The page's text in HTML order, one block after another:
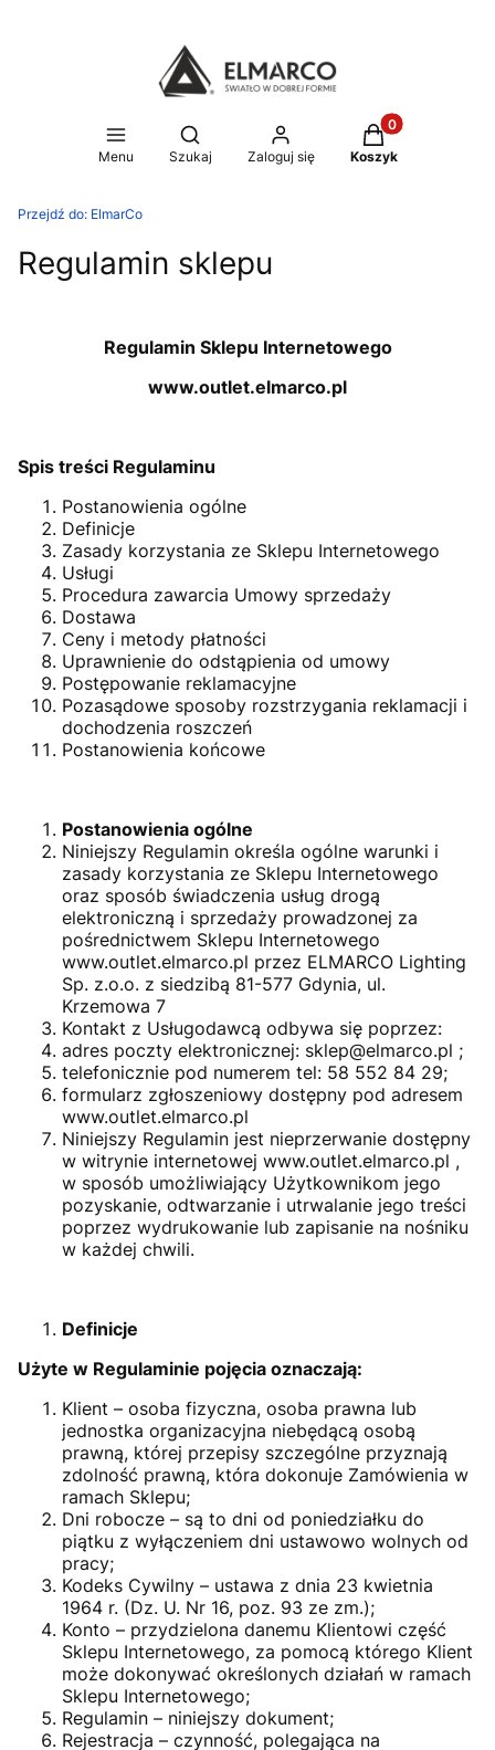
Menu
Otwórz wyszukiwarkę
Szukaj Zaloguj się
Produkty w
Koszyk
Przejdź do: ElmarCo
Regulamin sklepu
Regulamin Sklepu Internetowego
www.outlet.elmarco.pl
Spis treści Regulaminu
Postanowienia ogólne
Definicje
Zasady korzystania ze Sklepu Internetowego
Usługi
Procedura zawarcia Umowy sprzedaży
Dostawa
Ceny i metody płatności
Uprawnienie do odstąpienia od umowy
Postępowanie reklamacyjne
Pozasądowe sposoby rozstrzygania reklamacji i
dochodzenia roszczeń
Postanowienia końcowe
Postanowienia ogólne
Niniejszy Regulamin określa ogólne warunki i
zasady korzystania ze Sklepu Internetowego
oraz sposób świadczenia usług drogą
elektroniczną i sprzedaży prowadzonej za
pośrednictwem Sklepu Internetowego
www.outlet.elmarco.pl przez ELMARCO Lighting
Sp. z.o.o. z siedzibą 81-577 Gdynia, ul.
Krzemowa 7
Kontakt z Usługodawcą odbywa się poprzez:
adres poczty elektronicznej: sklep@elmarco.pl ;
telefonicznie pod numerem tel: 58 552 84 29;
formularz zgłoszeniowy dostępny pod adresem
www.outlet.elmarco.pl
Niniejszy Regulamin jest nieprzerwanie dostępny
w witrynie internetowej www.outlet.elmarco.pl ,
w sposób umożliwiający Użytkownikom jego
pozyskanie, odtwarzanie i utrwalanie jego treści
poprzez wydrukowanie lub zapisanie na nośniku
w każdej chwili.
Definicje
Użyte w Regulaminie pojęcia oznaczają:
Klient – osoba fizyczna, osoba prawna lub
jednostka organizacyjna niebędącą osobą
prawną, której przepisy szczególne przyznają
zdolność prawną, która dokonuje Zamówienia w
ramach Sklepu;
Dni robocze – są to dni od poniedziałku do
piątku z wyłączeniem dni ustawowo wolnych od
pracy;
Kodeks Cywilny – ustawa z dnia 23 kwietnia
1964 r. (Dz. U. Nr 16, poz. 93 ze zm.);
Konto – przydzielona danemu Klientowi część
Sklepu Internetowego, za pomocą którego Klient
może dokonywać określonych działań w ramach
Sklepu Internetowego;
Regulamin – niniejszy dokument;
Rejestracja – czynność, polegająca na